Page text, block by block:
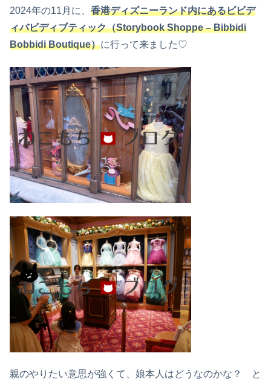
2024年の11月に、 香港ディズニーランド内にあるビビデ
ィバビディブティック（Storybook Shoppe – Bibbidi
Bobbidi Boutique）に行って来ました♡
親のやりたい意思が強くて、娘本人はどうなのかな？ と